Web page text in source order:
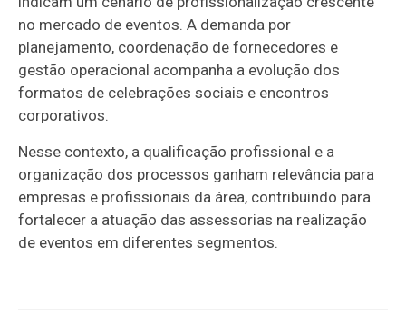
no mercado de eventos. A demanda por
planejamento, coordenação de fornecedores e
gestão operacional acompanha a evolução dos
formatos de celebrações sociais e encontros
corporativos.
Nesse contexto, a qualificação profissional e a
organização dos processos ganham relevância para
empresas e profissionais da área, contribuindo para
fortalecer a atuação das assessorias na realização
de eventos em diferentes segmentos.